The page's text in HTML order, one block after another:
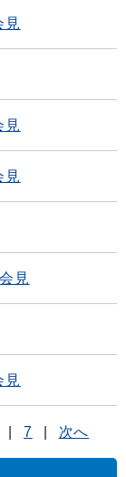
見
見
見
見
見
7 次へ